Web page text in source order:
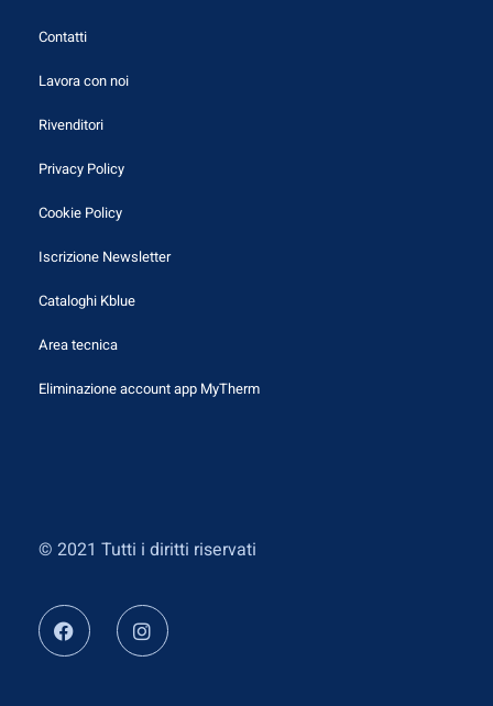
Contatti
Lavora con noi
Rivenditori
Privacy Policy
Cookie Policy
Iscrizione Newsletter
Cataloghi Kblue
Area tecnica
Eliminazione account app MyTherm
© 2021 Tutti i diritti riservati